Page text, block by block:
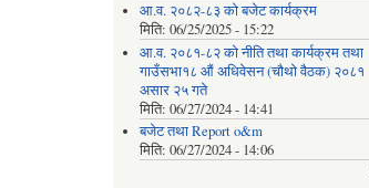
आ.व. २०८२-८३ को बजेट कार्यक्रम
मिति: 06/25/2025 - 15:22
आ.व. २०८१-८२ को नीति तथा कार्यक्रम तथा
गाउँसभा१८ औं अधिवेसन (चौथो वैठक) २०८१
असार २५ गते
मिति: 06/27/2024 - 14:41
बजेट तथा Report o&m
मिति: 06/27/2024 - 14:06